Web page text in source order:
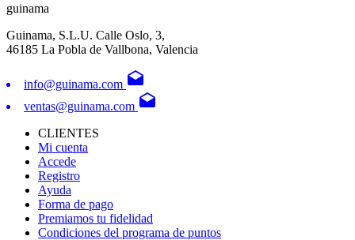
guinama
Guinama, S.L.U. Calle Oslo, 3,
46185 La Pobla de Vallbona, Valencia
info@guinama.com drafts
ventas@guinama.com drafts
CLIENTES
Mi cuenta
Accede
Registro
Ayuda
Forma de pago
Premiamos tu fidelidad
Condiciones del programa de puntos